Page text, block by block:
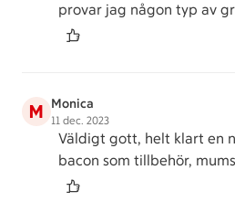
provar jag någon typ av
M Monica
11 dec. 2023
Väldigt gott, helt klart en
bacon som tillbehör,